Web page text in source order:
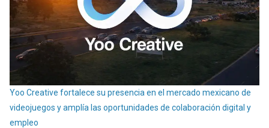
Yoo Creative fortalece su presencia en el mercado mexicano de
videojuegos y amplía las oportunidades de colaboración digital y
empleo